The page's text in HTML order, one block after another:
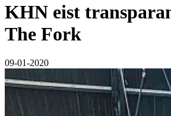
KHN eist
The Fork
09-01-2020